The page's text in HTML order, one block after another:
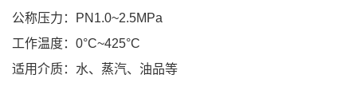
公称压力：PN1.0~2.5MPa
工作温度：0°C~425°C
适用介质：水、蒸汽、油品等